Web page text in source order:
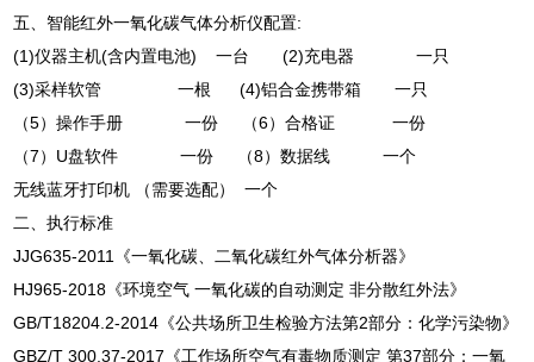
五、智能红外一氧化碳气体分析仪配置:
(1)仪器主机(含内置电池) 一台 (2)充电器 一只
(3)采样软管 一根 (4)铝合金携带箱 一只
（5）操作手册 一份 （6）合格证 一份
（7）U盘软件 一份 （8）数据线 一个
无线蓝牙打印机 （需要选配） 一个
二、执行标准
JJG635-2011《一氧化碳、二氧化碳红外气体分析器》
HJ965-2018《环境空气 一氧化碳的自动测定 非分散红外法》
GB/T18204.2-2014《公共场所卫生检验方法第2部分：化学污染物》
GBZ/T 300.37-2017《工作场所空气有毒物质测定 第37部分：一氧